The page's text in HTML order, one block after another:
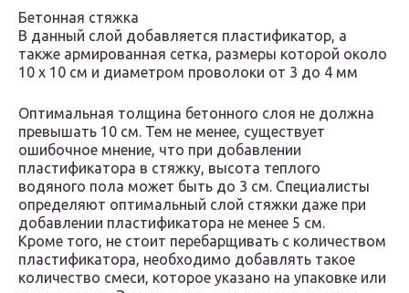
Бетонная стяжка
В данный слой добавляется пластификатор, а
также армированная сетка, размеры которой около
10 х 10 см и диаметром проволоки от 3 до 4 мм
Оптимальная толщина бетонного слоя не должна
превышать 10 см. Тем не менее, существует
ошибочное мнение, что при добавлении
пластификатора в стяжку, высота теплого
водяного пола может быть до 3 см. Специалисты
определяют оптимальный слой стяжки даже при
добавлении пластификатора не менее 5 см.
Кроме того, не стоит перебарщивать с количеством
пластификатора, необходимо добавлять такое
количество смеси, которое указано на упаковке или